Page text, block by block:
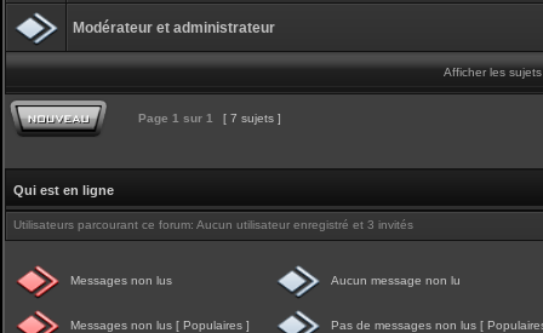
Modérateur et administrateur
Afficher les
Page 1 sur 1 [ 7 sujets ]
Qui est en ligne
Utilisateurs parcourant ce forum: Aucun utilisateur enregistré et 3 invités
Messages non lus Aucun message non lu
Messages non lus [ Populaires ] Pas de messages non lus [